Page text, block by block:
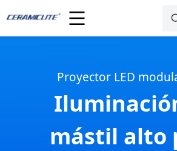
Proyector LED
mástil alto